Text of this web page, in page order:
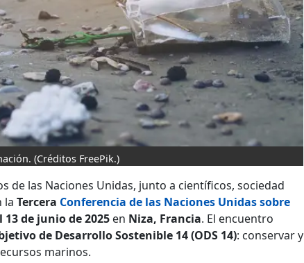
(Créditos FreePik.)
de las Naciones Unidas, junto a científicos, sociedad
la Tercera Conferencia de las Naciones Unidas sobre
13 de junio de 2025 en Niza, Francia. El encuentro
de Desarrollo Sostenible 14 (ODS 14): conservar y
marinos.